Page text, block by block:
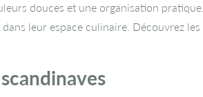
douces et une organisation
leur espace culinaire. Découvrez les